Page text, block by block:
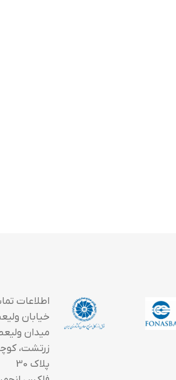
اطلاعات
خیابان
میدان
زرتشت،
پلاک 30